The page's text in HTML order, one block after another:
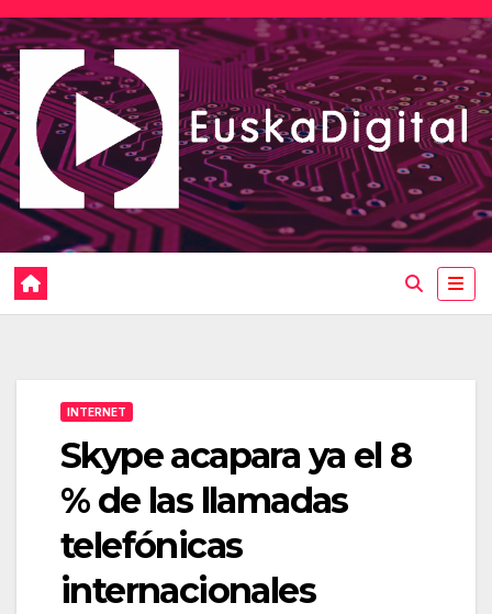
Saltar
al
contenido
INTERNET
Skype acapara ya el 8
% de las llamadas
telefónicas
internacionales